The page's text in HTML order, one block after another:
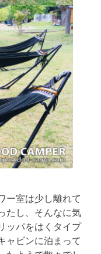
ー室は少し離れて
たし、そんなに気
ッパをはくタイプ
ャビンに泊まって